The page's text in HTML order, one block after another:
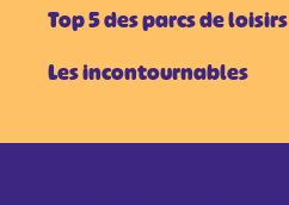
Top 5 des parcs de loisirs
Les incontournables